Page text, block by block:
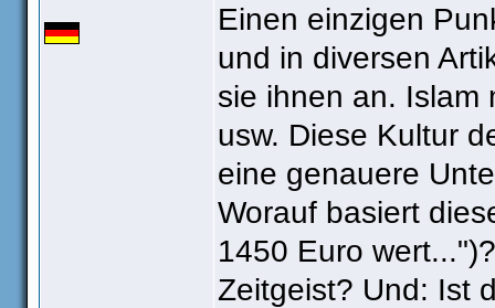
Einen einzigen
und in diversen
sie ihnen an. Islam
usw. Diese Kultur
eine genauere
Worauf basiert
1450 Euro
Zeitgeist? Und: Ist